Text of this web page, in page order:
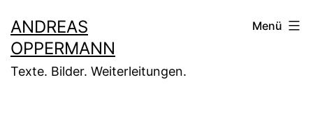
Inhalt
springen
ANDREAS
OPPERMANN
Texte. Bilder. Weiterleitungen.
Menü